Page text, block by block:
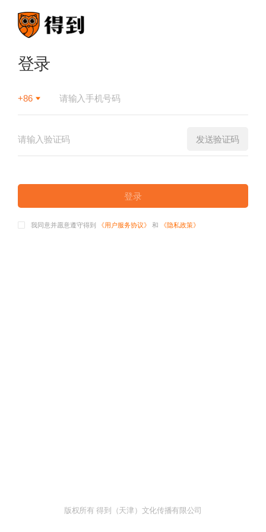
登录
+86
发送验证码
登录
我同意并愿意遵守得到 《用户服务协议》 和 《隐私政策》
版权所有 得到（天津）文化传播有限公司